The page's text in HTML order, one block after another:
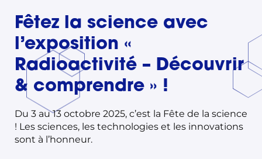
Fêtez la science avec
l’exposition «
Radioactivité – Découvrir
& comprendre » !
Du 3 au 13 octobre 2025, c’est la Fête de la science
! Les sciences, les technologies et les innovations
sont à l’honneur.